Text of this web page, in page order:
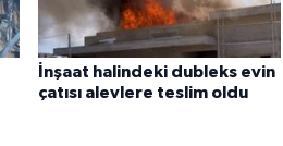
İnşaat halindeki dubleks evin
çatısı alevlere teslim oldu